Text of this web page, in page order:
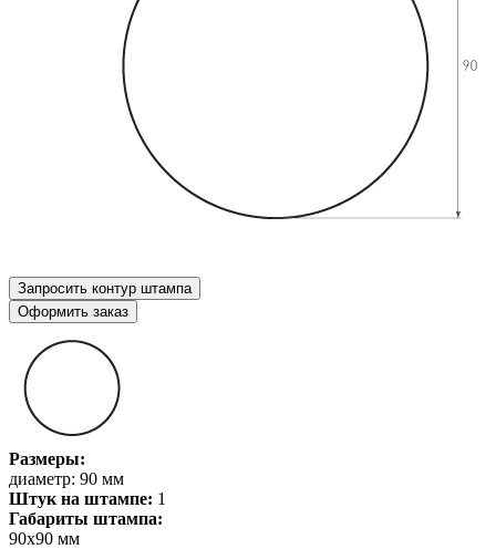
Запросить контур штампа
Оформить заказ
Размеры:
диаметр: 90 мм
Штук на штампе: 1
Габариты штампа:
90х90 мм